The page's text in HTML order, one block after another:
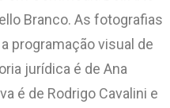
Branco. As fotografias
programação visual de
jurídica é de Ana
é de Rodrigo Cavalini e